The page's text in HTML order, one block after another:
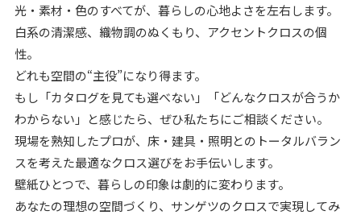
光・素材・色のすべてが、暮らしの心地よさを左右します。
白系の清潔感、織物調のぬくもり、アクセントクロスの個
性。
どれも空間の“主役”になり得ます。
もし「カタログを見ても選べない」「どんなクロスが合うか
わからない」と感じたら、ぜひ私たちにご相談ください。
現場を熟知したプロが、床・建具・照明とのトータルバラン
スを考えた最適なクロス選びをお手伝いします。
壁紙ひとつで、暮らしの印象は劇的に変わります。
あなたの理想の空間づくり、サンゲツのクロスで実現してみ